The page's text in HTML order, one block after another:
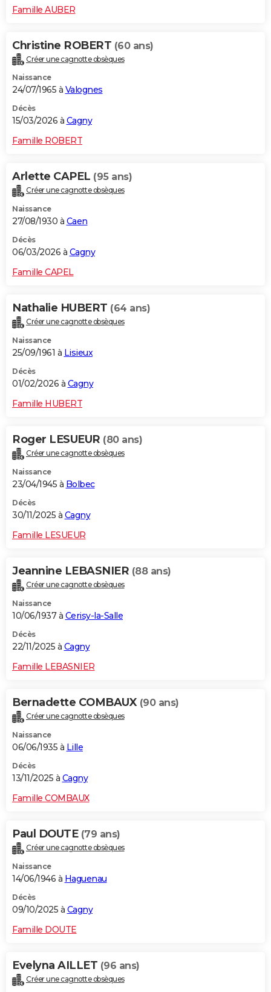
Famille AUBER
Christine ROBERT (60 ans)
Créer une cagnotte obsèques
Naissance
24/07/1965 à Valognes
Décès
15/03/2026 à Cagny
Famille ROBERT
Arlette CAPEL (95 ans)
Créer une cagnotte obsèques
Naissance
27/08/1930 à Caen
Décès
06/03/2026 à Cagny
Famille CAPEL
Nathalie HUBERT (64 ans)
Créer une cagnotte obsèques
Naissance
25/09/1961 à Lisieux
Décès
01/02/2026 à Cagny
Famille HUBERT
Roger LESUEUR (80 ans)
Créer une cagnotte obsèques
Naissance
23/04/1945 à Bolbec
Décès
30/11/2025 à Cagny
Famille LESUEUR
Jeannine LEBASNIER (88 ans)
Créer une cagnotte obsèques
Naissance
10/06/1937 à Cerisy-la-Salle
Décès
22/11/2025 à Cagny
Famille LEBASNIER
Bernadette COMBAUX (90 ans)
Créer une cagnotte obsèques
Naissance
06/06/1935 à Lille
Décès
13/11/2025 à Cagny
Famille COMBAUX
Paul DOUTE (79 ans)
Créer une cagnotte obsèques
Naissance
14/06/1946 à Haguenau
Décès
09/10/2025 à Cagny
Famille DOUTE
Evelyna AILLET (96 ans)
Créer une cagnotte obsèques